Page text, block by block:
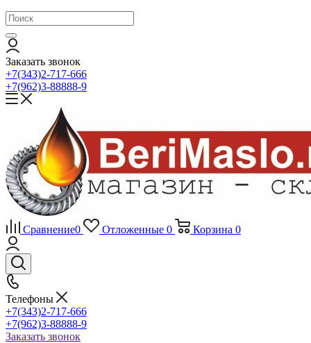
Заказать звонок
+7(343)2-717-666
+7(962)3-88888-9
Сравнение0 Отложенные 0 Корзина 0
Телефоны
+7(343)2-717-666
+7(962)3-88888-9
Заказать звонок